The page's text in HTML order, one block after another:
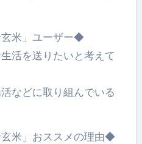
米」ユーザー◆
活を送りたいと考えて
などに取り組んでいる
米」おススメの理由◆